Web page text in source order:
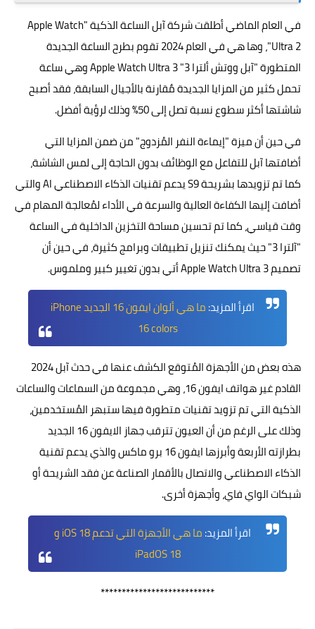
في العام الماضي أطلقت شركة آبل الساعة الذكية "Apple Watch
Ultra 2"، وها هي في العام 2024 تقوم بطرح الساعة الجديدة
المتطورة "آبل ووتش ألترا 3" Apple Watch Ultra 3 وهي ساعة
تحمل كثير من المزايا الجديدة مٌقارنة بالأجيال السابقة، فقد أصبح
شاشتها أكثر سطوع نسبة تصل إلى 50% وذلك لرؤية أفضل.
في حين أن ميزة "إيماءة النفر المُزدوج" من ضمن المزايا التي
أضافتها آبل للتفاعل مع الوظائف بدون الحاجة إلى لمس الشاشة،
كما تم تزويدها بشريحة S9 يدعم تقنيات الذكاء الاصطناعي AI والتي
أضافت إليها الكفاءة العالية والسرعة في الأداء لمُعالجة المهام في
وقت قياسي، كما تم تحسين مساحة التخزين الداخلية في الساعة
"آلترا 3" حيث يمكنك تنزيل تطبيقات وبرامج كثيرة، في حين أن
تصميم Apple Watch Ultra 3 أتي بدون تغيير كبير وملموس.
اقرأ المزيد:
ما هي ألوان ايفون 16 الجديد iPhone
16 colors
هذه بعض من الأجهزة المُتوقع الكشف عنها في حدث آبل 2024
القادم غير هواتف ايفون 16، وهي مجموعة من السماعات والساعات
الذكية التي تم تزويد تقنيات متطورة فيها ستبهر المُستخدمين،
وذلك على الرغم من أن العيون تترقب جهاز الايفون 16 الجديد
بطرازته الأربعة وأبرزها ايفون 16 برو ماكس والذي يدعم تقنية
الذكاء الاصطناعي والاتصال بالأقمار الصناعة عن فقد الشريحة أو
شبكات الواي فاي، وأجهزة أخرى.
اقرأ المزيد:
ما هي الأجهزة التي تدعم iOS 18 و
iPadOS 18
***************************